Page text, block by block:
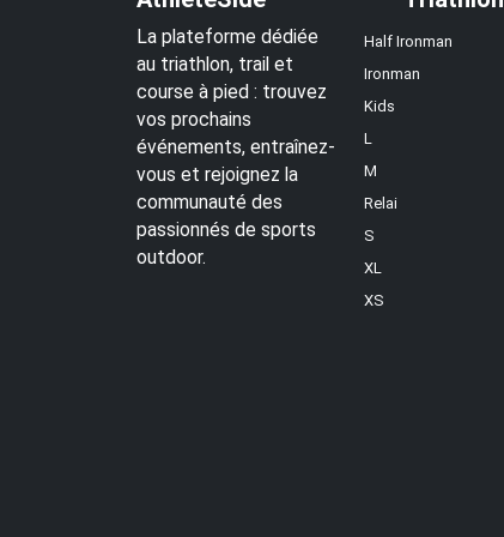
La plateforme dédiée
au triathlon, trail et
course à pied : trouvez
vos prochains
événements, entraînez-
vous et rejoignez la
communauté des
passionnés de sports
outdoor.
Half Ironman
Ironman
Kids
L
M
Relai
S
XL
XS